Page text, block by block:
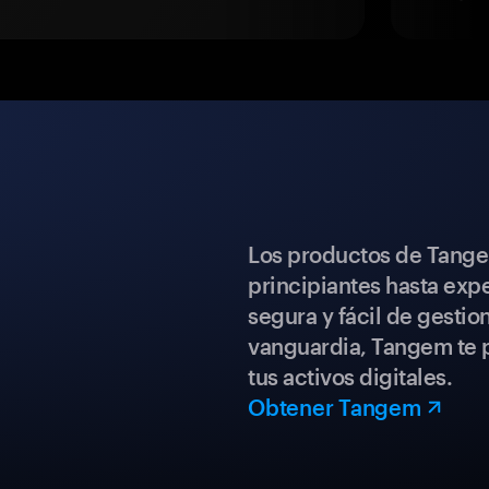
Los productos de
principiantes hasta
segura y fácil de
vanguardia, Tangem
tus activos digitales.
Obtener Tangem